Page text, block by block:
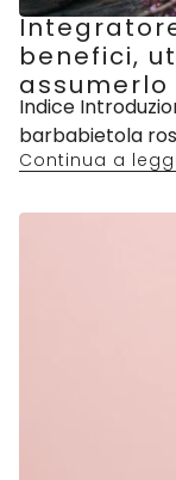
benefici,
assumerlo
Indice
barbabietola
Continua a